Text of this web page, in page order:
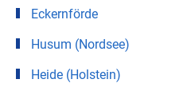
Eckernförde
Husum (Nordsee)
Heide (Holstein)